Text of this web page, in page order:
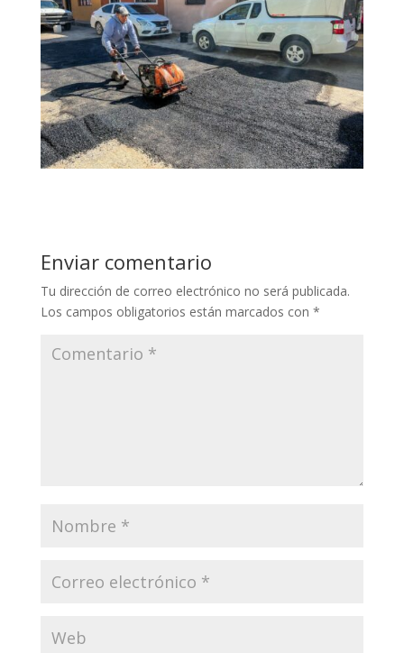
Enviar comentario
Tu dirección de correo electrónico no será publicada.
Los campos obligatorios están marcados con *